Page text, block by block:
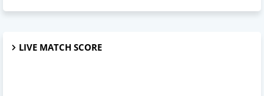
LIVE MATCH SCORE